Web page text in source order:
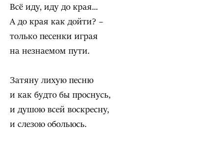
Всё иду, иду до края...
А до края как дойти? –
только песенки играя
на незнаемом пути.
Затяну лихую песню
и как будто бы проснусь,
и душою всей воскресну,
и слезою обольюсь.